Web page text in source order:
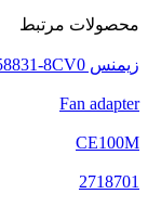
محصولات مرتبط
زیمنس 6SL3210-58831-8CV0
Fan adapter
CE100M
2718701